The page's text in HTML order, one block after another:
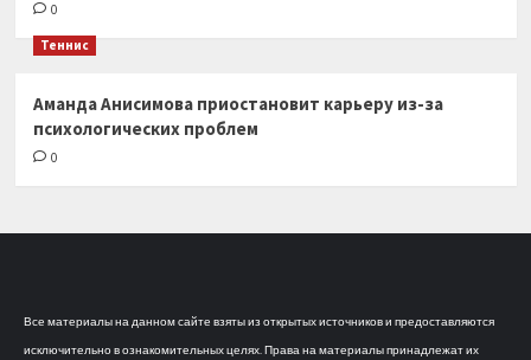
0
Теннис
Аманда Анисимова приостановит карьеру из-за
психологических проблем
0
Все материалы на данном сайте взяты из открытых источников и предоставляются
исключительно в ознакомительных целях. Права на материалы принадлежат их